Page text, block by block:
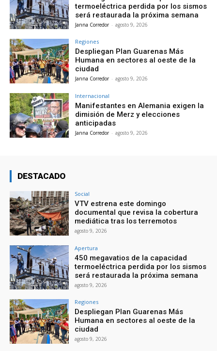
termoeléctrica perdida por los sismos
será restaurada la próxima semana
Janna Corredor - agosto 9, 2026
Regiones
Despliegan Plan Guarenas Más
Humana en sectores al oeste de la
ciudad
Janna Corredor - agosto 9, 2026
Internacional
Manifestantes en Alemania exigen la
dimisión de Merz y elecciones
anticipadas
Janna Corredor - agosto 9, 2026
DESTACADO
Social
VTV estrena este domingo
documental que revisa la cobertura
mediática tras los terremotos
agosto 9, 2026
Apertura
450 megavatios de la capacidad
termoeléctrica perdida por los sismos
será restaurada la próxima semana
agosto 9, 2026
Regiones
Despliegan Plan Guarenas Más
Humana en sectores al oeste de la
ciudad
agosto 9, 2026